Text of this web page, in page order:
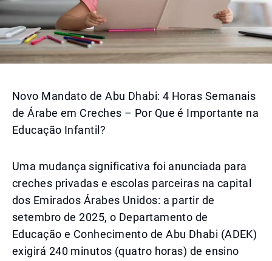
Novo Mandato de Abu Dhabi: 4 Horas Semanais
de Árabe em Creches – Por Que é Importante na
Educação Infantil?
Uma mudança significativa foi anunciada para
creches privadas e escolas parceiras na capital
dos Emirados Árabes Unidos: a partir de
setembro de 2025, o Departamento de
Educação e Conhecimento de Abu Dhabi (ADEK)
exigirá 240 minutos (quatro horas) de ensino